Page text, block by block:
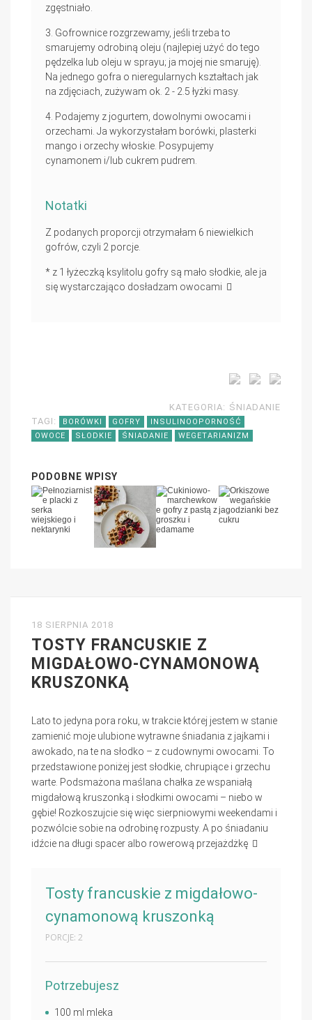
zgęstniało.
Gofrownice rozgrzewamy, jeśli trzeba to
smarujemy odrobiną oleju (najlepiej użyć do tego
pędzelka lub oleju w sprayu; ja mojej nie smaruję).
Na jednego gofra o nieregularnych kształtach jak
na zdjęciach, zużywam ok. 2 - 2.5 łyżki masy.
Podajemy z jogurtem, dowolnymi owocami i
orzechami. Ja wykorzystałam borówki, plasterki
mango i orzechy włoskie. Posypujemy
cynamonem i/lub cukrem pudrem.
Notatki
Z podanych proporcji otrzymałam 6 niewielkich
gofrów, czyli 2 porcje.
* z 1 łyżeczką ksylitolu gofry są mało słodkie, ale ja
się wystarczająco dosładzam owocami
ŚNIADANIE
KATEGORIA:
TAGI:
BORÓWKI GOFRY
INSULINOOPORNOŚĆ
OWOCE
SŁODKIE ŚNIADANIE WEGETARIANIZM
PODOBNE WPISY
18 SIERPNIA 2018
TOSTY FRANCUSKIE Z
MIGDAŁOWO-CYNAMONOWĄ
KRUSZONKĄ
Lato to jedyna pora roku, w trakcie której jestem w stanie
zamienić moje ulubione wytrawne śniadania z jajkami i
awokado, na te na słodko – z cudownymi owocami. To
przedstawione poniżej jest słodkie, chrupiące i grzechu
warte. Podsmażona maślana chałka ze wspaniałą
migdałową kruszonką i słodkimi owocami – niebo w
gębie! Rozkoszujcie się więc sierpniowymi weekendami i
pozwólcie sobie na odrobinę rozpusty. A po śniadaniu
idźcie na długi spacer albo rowerową przejażdżkę
Tosty francuskie z migdałowo-
cynamonową kruszonką
PORCJE: 2
Potrzebujesz
100 ml mleka